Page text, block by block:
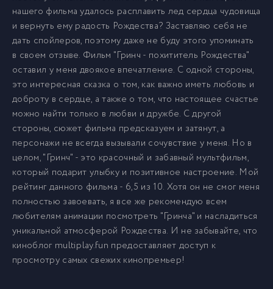
нашего фильма удалось расплавить лед сердца чудовища
и вернуть ему радость Рождества? Заставляю себя не
дать спойлеров, поэтому даже не буду этого упоминать
в своем отзыве. Фильм "Гринч - похититель Рождества"
оставил у меня двоякое впечатление. С одной стороны,
это интересная сказка о том, как важно иметь любовь и
доброту в сердце, а также о том, что настоящее счастье
можно найти только в любви и дружбе. С другой
стороны, сюжет фильма предсказуем и затянут, а
персонажи не всегда вызывали сочувствие у меня. Но в
целом, "Гринч" - это красочный и забавный мультфильм,
который подарит улыбку и позитивное настроение. Мой
рейтинг данного фильма - 6,5 из 10. Хотя он не смог меня
полностью завоевать, я все же рекомендую всем
любителям анимации посмотреть "Гринча" и насладиться
уникальной атмосферой Рождества. И не забывайте, что
киноблог multiplay.fun предоставляет доступ к
просмотру самых свежих кинопремьер!